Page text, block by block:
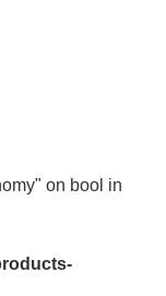
on bool in